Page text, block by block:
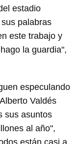
estadio
palabras
este trabajo y
la guardia",
especulando
Valdés
sus asuntos
al año",
están casi a